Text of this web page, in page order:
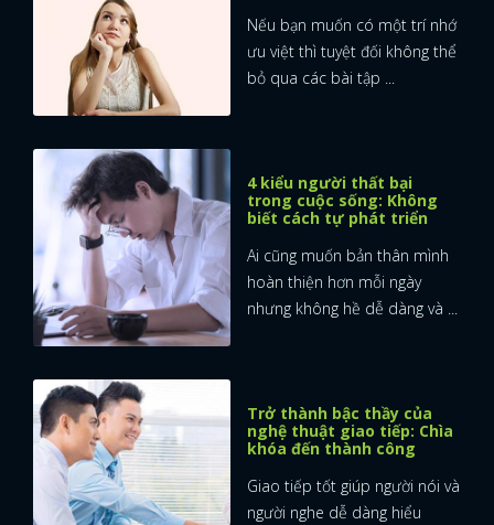
Nếu bạn muốn có một trí nhớ
ưu việt thì tuyệt đối không thể
bỏ qua các bài tập ...
4 kiểu người thất bại
trong cuộc sống: Không
biết cách tự phát triển
Ai cũng muốn bản thân mình
hoàn thiện hơn mỗi ngày
nhưng không hề dễ dàng và ...
Trở thành bậc thầy của
nghệ thuật giao tiếp: Chìa
khóa đến thành công
Giao tiếp tốt giúp người nói và
người nghe dễ dàng hiểu